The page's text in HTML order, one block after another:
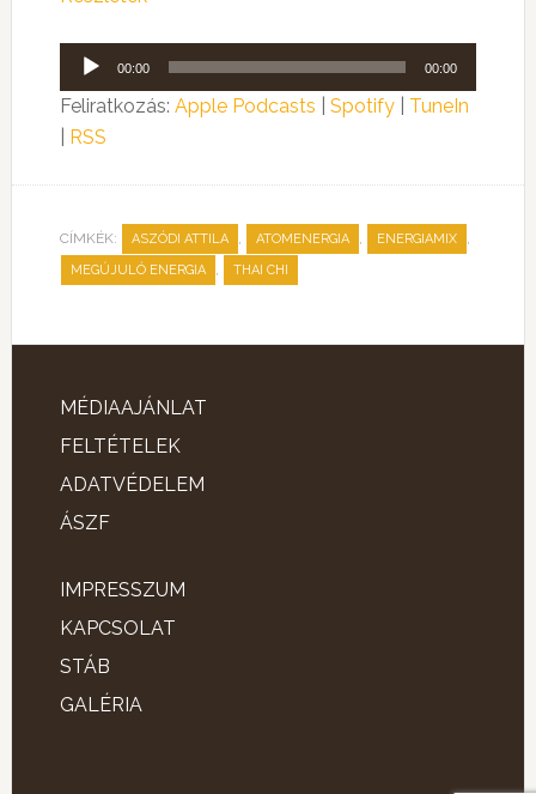
Audió
lejátszó
00:00 00:00
Feliratkozás: Apple Podcasts Spotify| TuneIn
RSS
CÍMKÉK: ASZÓDI ATTILA , ATOMENERGIA , ENERGIAMIX ,
MEGÚJULÓ ENERGIA , THAI CHI
MÉDIAAJÁNLAT
FELTÉTELEK
ADATVÉDELEM
ÁSZF
IMPRESSZUM
KAPCSOLAT
STÁB
GALÉRIA